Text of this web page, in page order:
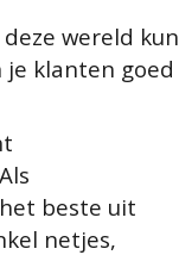
wereld kun
klanten goed
beste uit
netjes,